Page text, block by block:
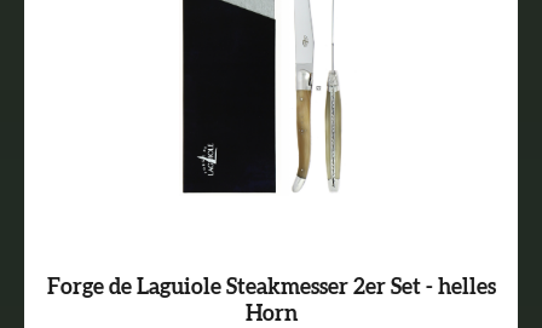
Forge de Laguiole Steakmesser 2er Set - helles
Horn